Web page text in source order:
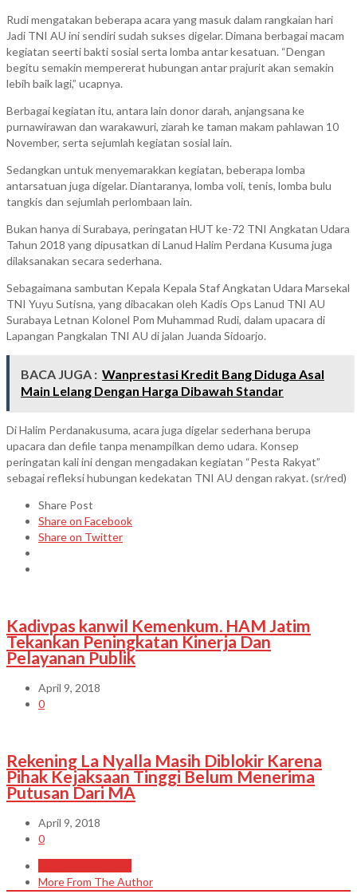
Rudi mengatakan beberapa acara yang masuk dalam rangkaian hari
Jadi TNI AU ini sendiri sudah sukses digelar. Dimana berbagai macam
kegiatan seerti bakti sosial serta lomba antar kesatuan. “Dengan
begitu semakin mempererat hubungan antar prajurit akan semakin
lebih baik lagi,” ucapnya.
Berbagai kegiatan itu, antara lain donor darah, anjangsana ke
purnawirawan dan warakawuri, ziarah ke taman makam pahlawan 10
November, serta sejumlah kegiatan sosial lain.
Sedangkan untuk menyemarakkan kegiatan, beberapa lomba
antarsatuan juga digelar. Diantaranya, lomba voli, tenis, lomba bulu
tangkis dan sejumlah perlombaan lain.
Bukan hanya di Surabaya, peringatan HUT ke-72 TNI Angkatan Udara
Tahun 2018 yang dipusatkan di Lanud Halim Perdana Kusuma juga
dilaksanakan secara sederhana.
Sebagaimana sambutan Kepala Kepala Staf Angkatan Udara Marsekal
TNI Yuyu Sutisna, yang dibacakan oleh Kadis Ops Lanud TNI AU
Surabaya Letnan Kolonel Pom Muhammad Rudi, dalam upacara di
Lapangan Pangkalan TNI AU di jalan Juanda Sidoarjo.
BACA JUGA : Wanprestasi Kredit Bang Diduga Asal
Main Lelang Dengan Harga Dibawah Standar
Di Halim Perdanakusuma, acara juga digelar sederhana berupa
upacara dan defile tanpa menampilkan demo udara. Konsep
peringatan kali ini dengan mengadakan kegiatan “Pesta Rakyat”
sebagai refleksi hubungan kedekatan TNI AU dengan rakyat. (sr/red)
Share Post
Share on Facebook
Share on Twitter
Kadivpas kanwil Kemenkum. HAM Jatim
Tekankan Peningkatan Kinerja Dan
Pelayanan Publik
April 9, 2018
0
Rekening La Nyalla Masih Diblokir Karena
Pihak Kejaksaan Tinggi Belum Menerima
Putusan Dari MA
April 9, 2018
0
More From The Author